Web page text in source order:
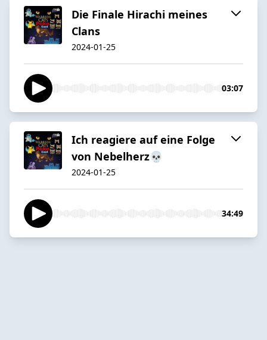
Die Finale Hirachi meines
Clans
2024-01-25
03:07
Ich reagiere auf eine Folge
von Nebelherz💀
2024-01-25
34:49